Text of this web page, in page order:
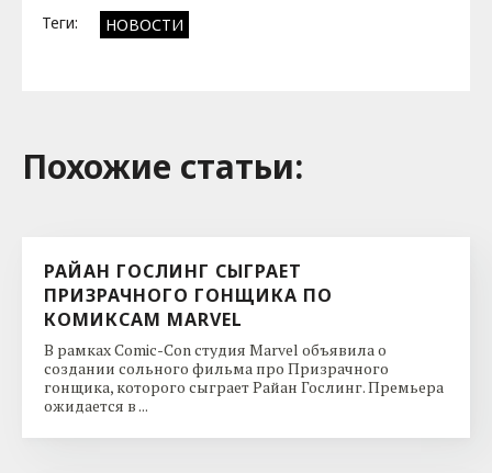
Теги: НОВОСТИ
Похожие cтатьи:
РАЙАН ГОСЛИНГ СЫГРАЕТ
ПРИЗРАЧНОГО ГОНЩИКА ПО
КОМИКСАМ MARVEL
В рамках Comic-Con студия Marvel объявила о
создании сольного фильма про Призрачного
гонщика, которого сыграет Райан Гослинг. Премьера
ожидается в ...